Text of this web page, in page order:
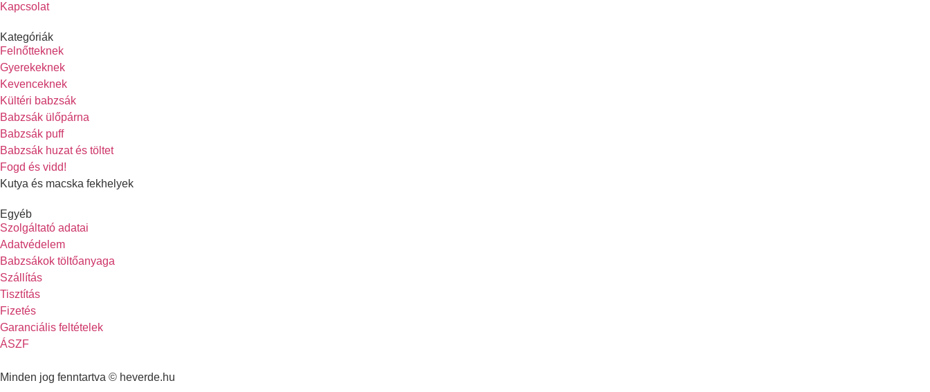
Kapcsolat
Kategóriák
Felnőtteknek
Gyerekeknek
Kevenceknek
Kültéri babzsák
Babzsák ülőpárna
Babzsák puff
Babzsák huzat és töltet
Fogd és vidd!
Kutya és macska fekhelyek
Egyéb
Szolgáltató adatai
Adatvédelem
Babzsákok töltőanyaga
Szállítás
Tisztítás
Fizetés
Garanciális feltételek
ÁSZF
Minden jog fenntartva © heverde.hu